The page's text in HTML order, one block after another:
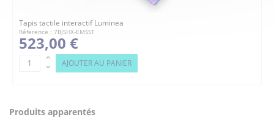
Tapis tactile interactif Luminea
Réference : 7BJSHX-EMSST
523,00 €
AJOUTER AU PANIER
Produits apparentés